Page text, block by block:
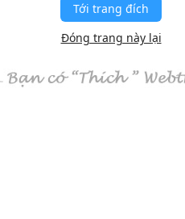
Tới trang đích
Đóng trang này lại